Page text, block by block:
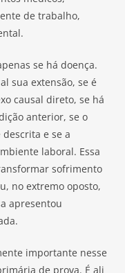
de trabalho,
se há doença.
sua extensão, se é
causal direto, se há
anterior, se o
e se a
laboral. Essa
sofrimento
no extremo oposto,
apresentou
importante nesse
de prova. É ali